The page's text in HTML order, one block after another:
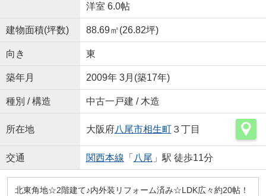
洋室 6.0帖
建物面積(坪数) 88.69㎡(26.82坪)
向き 東
築年月 2009年 3月(築17年)
種別 / 構造 中古一戸建 / 木造
所在地 大阪府八尾市相生町３丁目
交通 関西本線 「 八尾 」駅 徒歩11分
北東角地☆2階建て♪内外装リフォーム済み☆LDK広々約20帖！